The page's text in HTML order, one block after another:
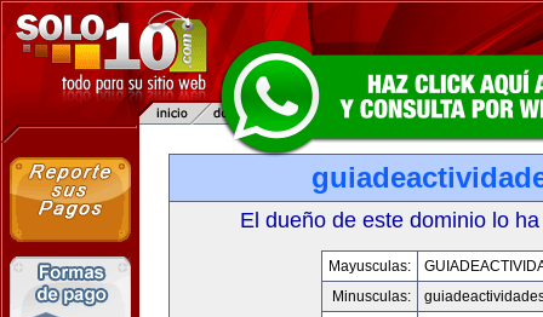
El dueño de este dominio lo
Mayusculas:
Minusculas: